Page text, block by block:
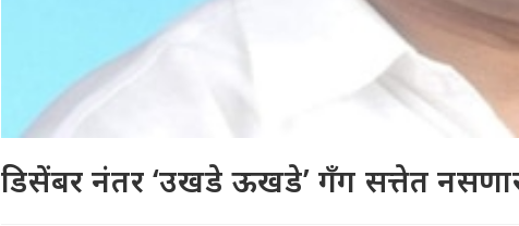
डिसेंबर नंतर ‘उखडे ऊखडे’ गॅंग सत्तेत